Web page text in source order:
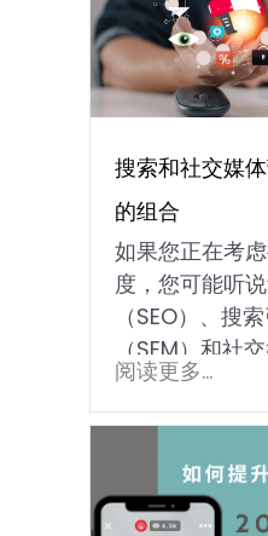
搜索和社交媒
的组合
如果您正在考
度，您可能听
（SEO）、搜
（SEM）和社
是，…
阅读更多...